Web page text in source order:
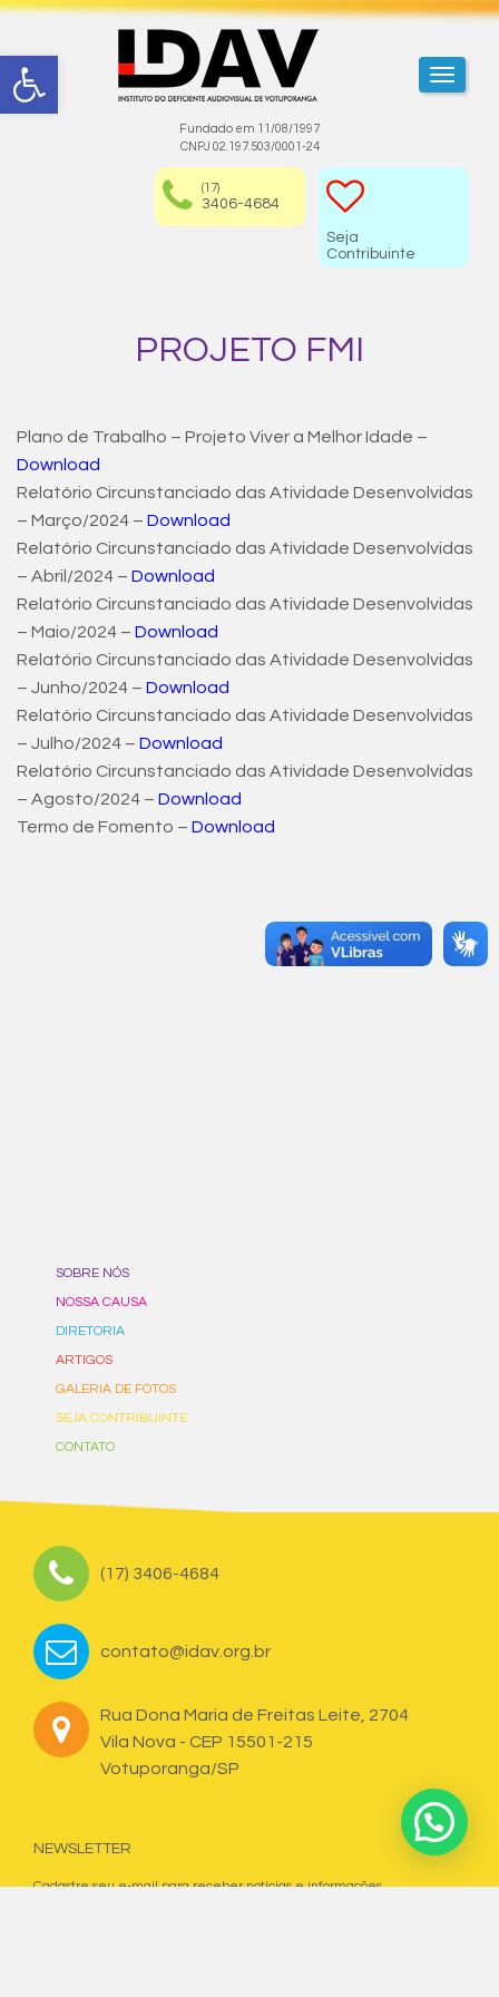
Abrir a barra de ferramentas
Fundado em 11/08/1997
CNPJ 02.197.503/0001-24
Seja
Contribuinte
(17)
3406-4684
PROJETO FMI
Plano de Trabalho – Projeto Viver a Melhor Idade –
Download
Relatório Circunstanciado das Atividade Desenvolvidas
– Março/2024 – Download
Relatório Circunstanciado das Atividade Desenvolvidas
– Abril/2024 – Download
Relatório Circunstanciado das Atividade Desenvolvidas
– Maio/2024 – Download
Relatório Circunstanciado das Atividade Desenvolvidas
– Junho/2024 – Download
Relatório Circunstanciado das Atividade Desenvolvidas
– Julho/2024 – Download
Relatório Circunstanciado das Atividade Desenvolvidas
– Agosto/2024 – Download
Termo de Fomento – Download
SOBRE NÓS
NOSSA CAUSA
DIRETORIA
ARTIGOS
GALERIA DE FOTOS
SEJA CONTRIBUINTE
CONTATO
(17) 3406-4684
contato@idav.org.br
Rua Dona Maria de Freitas Leite, 2704
Vila Nova - CEP 15501-215
Votuporanga/SP
NEWSLETTER
Cadastre seu e-mail para receber notícias e informações.